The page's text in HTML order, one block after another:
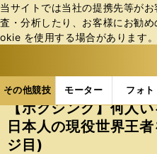
当サイトでは当社の提携先等が
査・分析したり、お客様にお勧
okie を使⽤する場合があります
その他競技 モーター フォト
ス
ポ
ル
テ
その他競技の記事一覧
【ボクシング】何人
日本人の現役世界王
ジ目)